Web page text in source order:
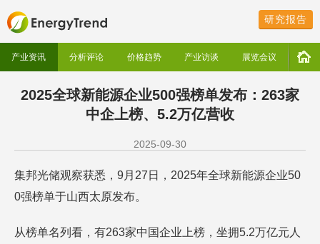
研究报告
产业资讯 分析评论 价格趋势 产业访谈 展览会议
2025全球新能源企业500强榜单发布：263家
中企上榜、5.2万亿营收
2025-09-30
集邦光储观察获悉，9月27日，2025年全球新能源企业50
0强榜单于山西太原发布。
从榜单名列看，有263家中国企业上榜，坐拥5.2万亿元人